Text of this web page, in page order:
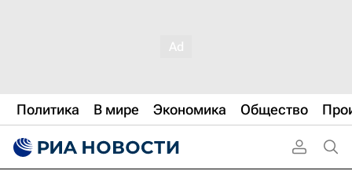
Политика В мире Экономика Общество